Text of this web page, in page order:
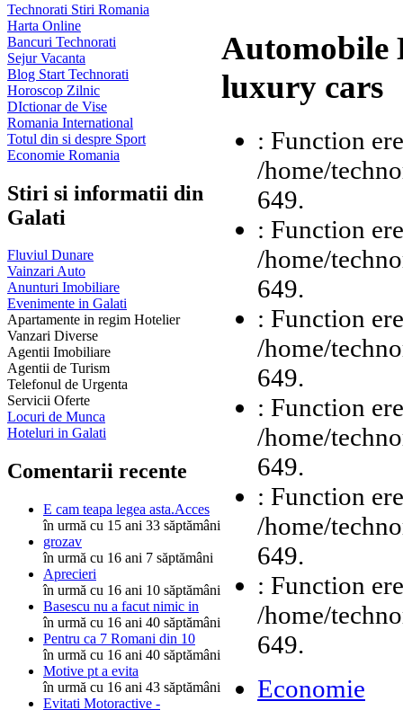
Technorati Stiri Romania
Harta Online
Bancuri Technorati
Sejur Vacanta
Blog Start Technorati
Horoscop Zilnic
DIctionar de Vise
Romania International
Totul din si despre Sport
Economie Romania
Stiri si informatii din
Galati
Fluviul Dunare
Vainzari Auto
Anunturi Imobiliare
Evenimente in Galati
Apartamente in regim Hotelier
Vanzari Diverse
Agentii Imobiliare
Agentii de Turism
Telefonul de Urgenta
Servicii Oferte
Locuri de Munca
Hoteluri in Galati
Comentarii recente
E cam teapa legea asta.Acces
în urmă cu 15 ani 33 săptămâni
grozav
în urmă cu 16 ani 7 săptămâni
Aprecieri
în urmă cu 16 ani 10 săptămâni
Basescu nu a facut nimic in
în urmă cu 16 ani 40 săptămâni
Pentru ca 7 Romani din 10
în urmă cu 16 ani 40 săptămâni
Motive pt a evita
în urmă cu 16 ani 43 săptămâni
Evitati Motoractive -
Automobile
luxury cars
: Function
/home/
649.
: Function
/home/
649.
: Function
/home/
649.
: Function
/home/
649.
: Function
/home/
649.
: Function
/home/
649.
Economie